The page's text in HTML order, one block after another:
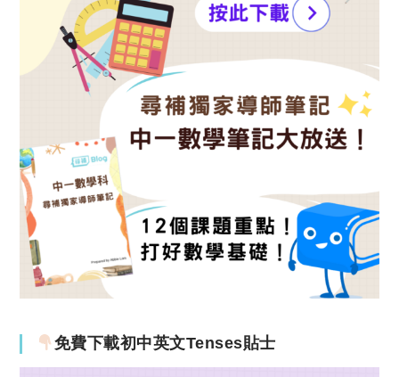
免費下載初中英文Tenses貼士